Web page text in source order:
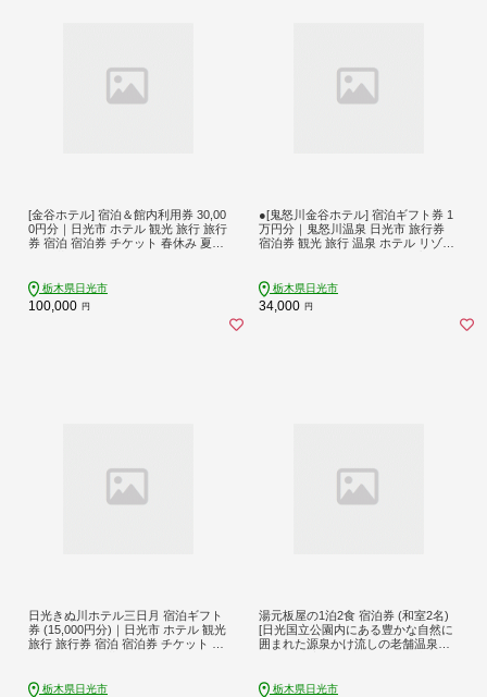
[金谷ホテル] 宿泊＆館内利用券 30,00
0円分｜日光市 ホテル 観光 旅行 旅行
券 宿泊 宿泊券 チケット 春休み 夏休
栃木県日光市
100,000 円
●[鬼怒川金谷ホテル] 宿泊ギフト券 1
万円分｜鬼怒川温泉 日光市 旅行券
宿泊券 観光 旅行 温泉 ホテル リゾー
すめ 夏休み 紅葉 [0873]
栃木県日光市
34,000 円
日光きぬ川ホテル三日月 宿泊ギフト
券 (15,000円分)｜日光市 ホテル 観光
旅行 旅行券 宿泊 宿泊券 チケット 春
栃木県日光市
湯元板屋の1泊2食 宿泊券 (和室2名)
[日光国立公園内にある豊かな自然に
囲まれた源泉かけ流しの老舗温泉旅
栃木県日光市